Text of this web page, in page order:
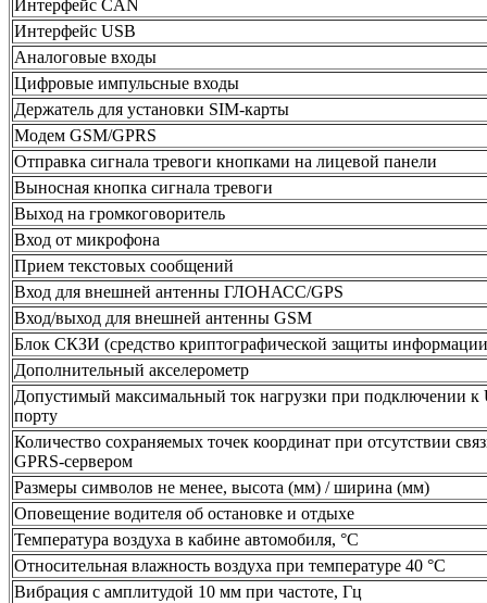
Интерфейс CAN
Интерфейс USB
Аналоговые входы
Цифровые импульсные входы
Держатель для установки SIM-карты
Модем GSM/GPRS
Отправка сигнала тревоги кнопками на лицевой панели
Выносная кнопка сигнала тревоги
Выход на громкоговоритель
Вход от микрофона
Прием текстовых сообщений
Вход для внешней антенны ГЛОНАСС/GPS
Вход/выход для внешней антенны GSM
Блок СКЗИ (средство криптографической защиты
Дополнительный акселерометр
Допустимый максимальный ток нагрузки при подключении к
порту
Количество сохраняемых точек координат при отсутствии
GPRS-сервером
Размеры символов не менее, высота (мм) / ширина (мм)
Оповещение водителя об остановке и отдыхе
Температура воздуха в кабине автомобиля, °C
Относительная влажность воздуха при температуре 40 °C
Вибрация с амплитудой 10 мм при частоте, Гц